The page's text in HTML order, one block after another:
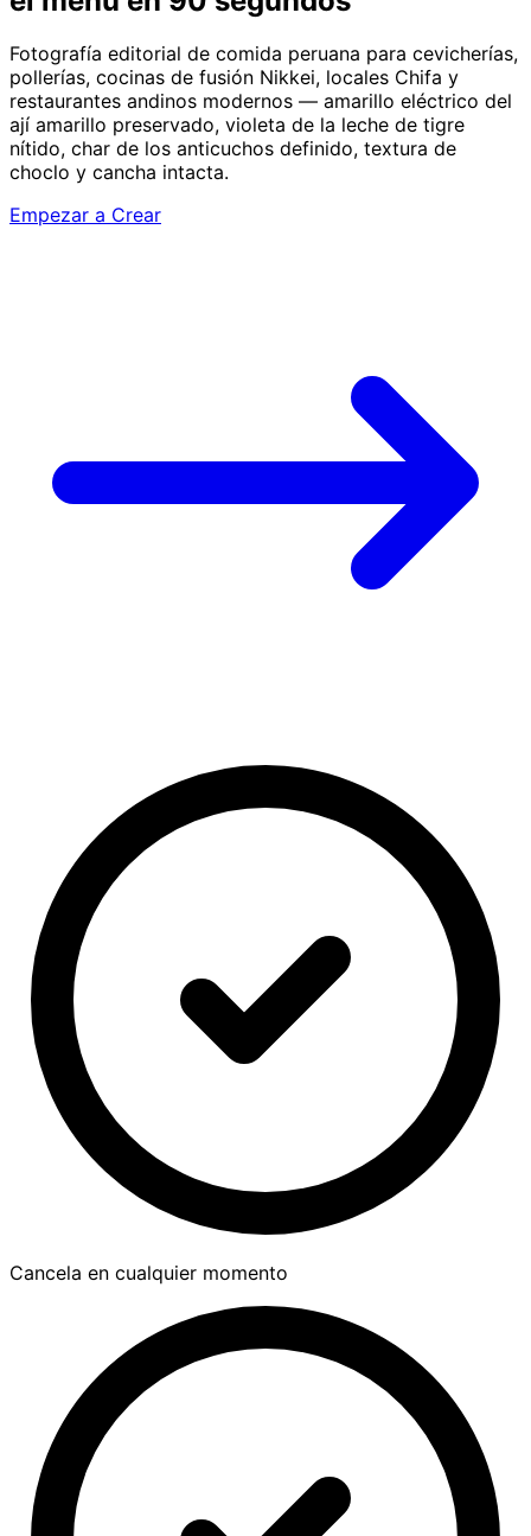
Fotografía editorial de comida peruana para cevicherías,
pollerías, cocinas de fusión Nikkei, locales Chifa y
restaurantes andinos modernos — amarillo eléctrico del
ají amarillo preservado, violeta de la leche de tigre
nítido, char de los anticuchos definido, textura de
choclo y cancha intacta.
Empezar a Crear
Cancela en cualquier momento